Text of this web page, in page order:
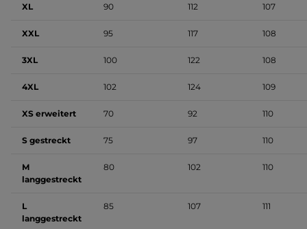
XL 90 112 107
XXL 95 117 108
3XL 100 122 108
4XL 102 124 109
XS erweitert 70 92 110
S gestreckt 75 97 110
M
langgestreckt
80 102 110
L
langgestreckt
85 107 111